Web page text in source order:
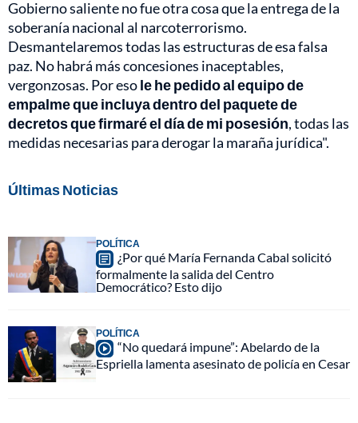
Gobierno saliente no fue otra cosa que la entrega de la
soberanía nacional al narcoterrorismo.
Desmantelaremos todas las estructuras de esa falsa
paz. No habrá más concesiones inaceptables,
vergonzosas. Por esole he pedido al equipo de
empalme que incluya dentro del paquete de
decretos que firmaré el día de mi posesión, todas las
medidas necesarias para derogar la maraña jurídica".
Últimas Noticias
POLÍTICA
¿Por qué María Fernanda Cabal solicitó
formalmente la salida del Centro
Democrático? Esto dijo
POLÍTICA
“No quedará impune”: Abelardo de la
Espriella lamenta asesinato de policía en Cesar